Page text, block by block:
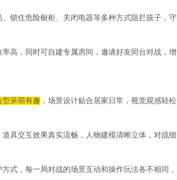
锁住危险橱柜、关闭电器等多种方式阻拦孩子，守
高，同时可自建专属房间，邀请好友同台对战，增
型呆萌有趣 ，场景设计贴合居家日常，视觉观感轻松
具交互效果真实流畅，人物建模清晰立体，对战细
式，每一局对战的场景互动和操作玩法各不相同，